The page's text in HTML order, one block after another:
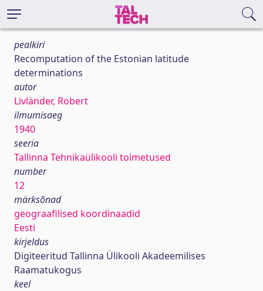
pealkiri
Recomputation of the Estonian latitude
determinations
autor
Livländer, Robert
ilmumisaeg
1940
seeria
Tallinna Tehnikaülikooli toimetused
number
12
märksõnad
geograafilised koordinaadid
Eesti
kirjeldus
Digiteeritud Tallinna Ülikooli Akadeemilises
Raamatukogus
keel